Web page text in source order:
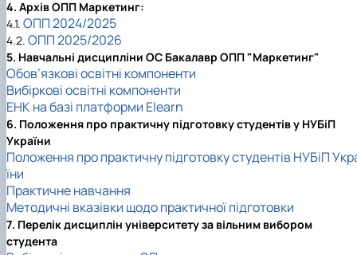
4. Архів ОПП Маркетинг:
4.1. ОПП 2024/2025
4.2. ОПП 2025/2026
5. Навчальні дисципліни ОС Бакалавр ОПП "Маркетинг"
Обов’язкові освітні компоненти
Вибіркові освітні компоненти
ЕНК на базі платформи Elearn
6. Положення про практичну підготовку студентів у НУБіП
України
Положення про практичну підготовку студентів НУБіП
їни
Практичне навчання
Методичні вказівки щодо практичної підготовки
7. Перелік дисциплін університету за вільним вибором
студента